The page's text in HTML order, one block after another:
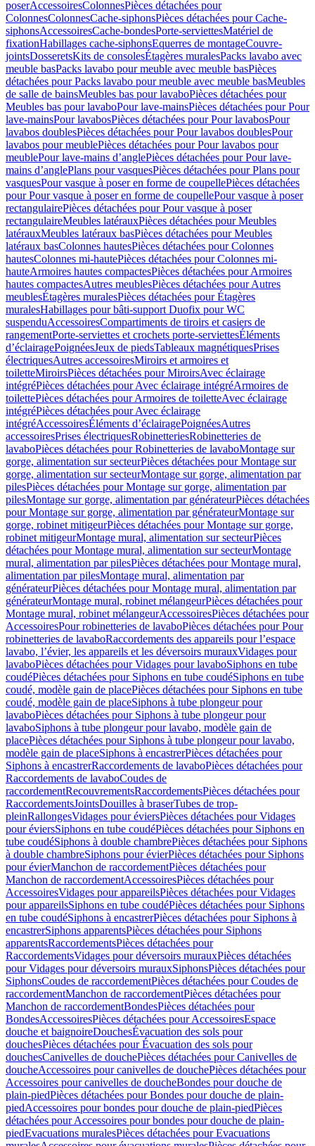
poserAccessoiresColonnesPièces détachées pour
ColonnesColonnesCache-siphonsPièces détachées pour Cache-
siphonsAccessoiresCache-bondesPorte-serviettesMatériel de
fixationHabillages cache-siphonsEquerres de montageCouvre-
jointsDosseretsKits de consolesÉtagères muralesPacks lavabo avec
meuble basPacks lavabo pour meuble avec meuble basPièces
détachées pour Packs lavabo pour meuble avec meuble basMeubles
de salle de bainsMeubles bas pour lavaboPièces détachées pour
Meubles bas pour lavaboPour lave-mainsPièces détachées pour Pour
lave-mainsPour lavabosPièces détachées pour Pour lavabosPour
lavabos doublesPièces détachées pour Pour lavabos doublesPour
lavabos pour meublePièces détachées pour Pour lavabos pour
meublePour lave-mains d’anglePièces détachées pour Pour lave-
mains d’anglePlans pour vasquesPièces détachées pour Plans pour
vasquesPour vasque à poser en forme de coupellePièces détachées
pour Pour vasque à poser en forme de coupellePour vasque à poser
rectangulairePièces détachées pour Pour vasque à poser
rectangulaireMeubles latérauxPièces détachées pour Meubles
latérauxMeubles latéraux basPièces détachées pour Meubles
latéraux basColonnes hautesPièces détachées pour Colonnes
hautesColonnes mi-hautePièces détachées pour Colonnes mi-
hauteArmoires hautes compactesPièces détachées pour Armoires
hautes compactesAutres meublesPièces détachées pour Autres
meublesÉtagères muralesPièces détachées pour Étagères
muralesHabillages pour bâti-support Duofix pour WC
suspenduAccessoiresCompartiments de tiroirs et casiers de
rangementPorte-serviettes et crochets porte-serviettesÉléments
d’éclairagePoignéesJeux de piedsTableaux magnétiquesPrises
électriquesAutres accessoiresMiroirs et armoires et
toiletteMiroirsPièces détachées pour MiroirsAvec éclairage
intégréPièces détachées pour Avec éclairage intégréArmoires de
toilettePièces détachées pour Armoires de toiletteAvec éclairage
intégréPièces détachées pour Avec éclairage
intégréAccessoiresÉléments d’éclairagePoignéesAutres
accessoiresPrises électriquesRobinetteriesRobinetteries de
lavaboPièces détachées pour Robinetteries de lavaboMontage sur
gorge, alimentation sur secteurPièces détachées pour Montage sur
gorge, alimentation sur secteurMontage sur gorge, alimentation par
pilesPièces détachées pour Montage sur gorge, alimentation par
pilesMontage sur gorge, alimentation par générateurPièces détachées
pour Montage sur gorge, alimentation par générateurMontage sur
gorge, robinet mitigeurPièces détachées pour Montage sur gorge,
robinet mitigeurMontage mural, alimentation sur secteurPièces
détachées pour Montage mural, alimentation sur secteurMontage
mural, alimentation par pilesPièces détachées pour Montage mural,
alimentation par pilesMontage mural, alimentation par
générateurPièces détachées pour Montage mural, alimentation par
générateurMontage mural, robinet mélangeurPièces détachées pour
Montage mural, robinet mélangeurAccessoiresPièces détachées pour
AccessoiresPour robinetteries de lavaboPièces détachées pour Pour
robinetteries de lavaboRaccordements des appareils pour l’espace
lavabo, l’évier, les appareils et les déversoirs murauxVidages pour
lavaboPièces détachées pour Vidages pour lavaboSiphons en tube
coudéPièces détachées pour Siphons en tube coudéSiphons en tube
coudé, modèle gain de placePièces détachées pour Siphons en tube
coudé, modèle gain de placeSiphons à tube plongeur pour
lavaboPièces détachées pour Siphons à tube plongeur pour
lavaboSiphons à tube plongeur pour lavabo, modèle gain de
placePièces détachées pour Siphons à tube plongeur pour lavabo,
modèle gain de placeSiphons à encastrerPièces détachées pour
Siphons à encastrerRaccordements de lavaboPièces détachées pour
Raccordements de lavaboCoudes de
raccordementRecouvrementsRaccordementsPièces détachées pour
RaccordementsJointsDouilles à braserTubes de trop-
pleinRallongesVidages pour éviersPièces détachées pour Vidages
pour éviersSiphons en tube coudéPièces détachées pour Siphons en
tube coudéSiphons à double chambrePièces détachées pour Siphons
à double chambreSiphons pour évierPièces détachées pour Siphons
pour évierManchon de raccordementPièces détachées pour
Manchon de raccordementAccessoiresPièces détachées pour
AccessoiresVidages pour appareilsPièces détachées pour Vidages
pour appareilsSiphons en tube coudéPièces détachées pour Siphons
en tube coudéSiphons à encastrerPièces détachées pour Siphons à
encastrerSiphons apparentsPièces détachées pour Siphons
apparentsRaccordementsPièces détachées pour
RaccordementsVidages pour déversoirs murauxPièces détachées
pour Vidages pour déversoirs murauxSiphonsPièces détachées pour
SiphonsCoudes de raccordementPièces détachées pour Coudes de
raccordementManchon de raccordementPièces détachées pour
Manchon de raccordementBondesPièces détachées pour
BondesAccessoiresPièces détachées pour AccessoiresEspace
douche et baignoireDouchesÉvacuation des sols pour
douchesPièces détachées pour Évacuation des sols pour
douchesCanivelles de douchePièces détachées pour Canivelles de
doucheAccessoires pour canivelles de douchePièces détachées pour
Accessoires pour canivelles de doucheBondes pour douche de
plain-piedPièces détachées pour Bondes pour douche de plain-
piedAccessoires pour bondes pour douche de plain-piedPièces
détachées pour Accessoires pour bondes pour douche de plain-
piedEvacuations muralesPièces détachées pour Evacuations